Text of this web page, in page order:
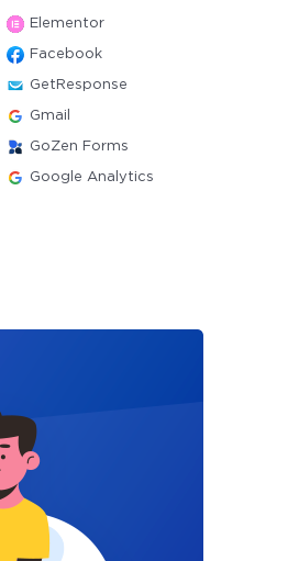
Elementor
Facebook
GetResponse
Gmail
GoZen Forms
Google Analytics